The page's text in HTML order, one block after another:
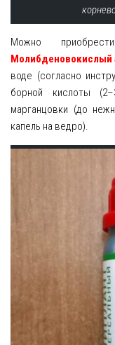
Можно
Молибденовокислый
воде (согласно
борной кислоты
марганцовки (до
капель на ведро).